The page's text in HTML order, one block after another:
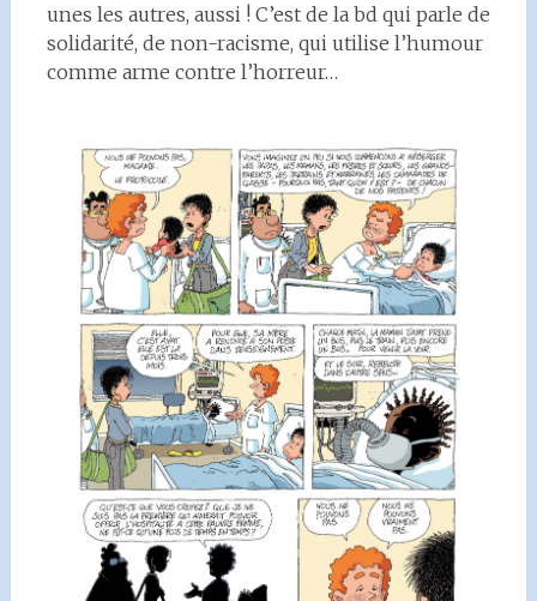
unes les autres, aussi ! C’est de la bd qui parle de
solidarité, de non-racisme, qui utilise l’humour
comme arme contre l’horreur…